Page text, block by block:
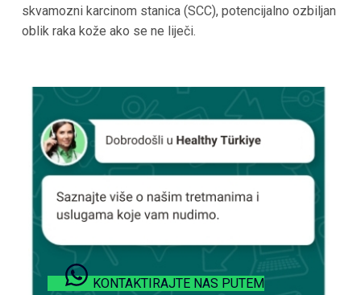
skvamozni karcinom stanica (SCC), potencijalno ozbiljan
oblik raka kože ako se ne liječi.
KONTAKTIRAJTE NAS PUTEM